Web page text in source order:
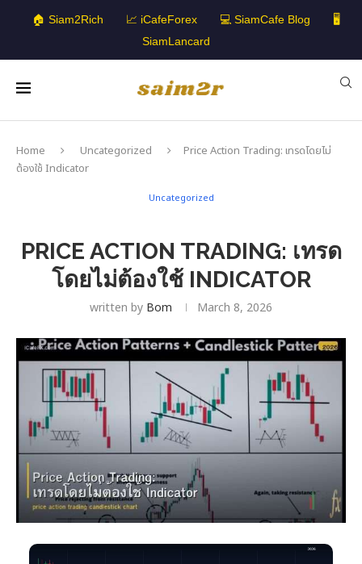
🏠 Siam2Rich 📈 iCafeForex 💻 SiamCafe Blog
🖥️
SiamLancard
Home Uncategorized
Price Action Trading: เทรดโดยไม่
ต้องใช้ Indicator
Uncategorized
PRICE ACTION TRADING: เทรด
โดยไม่ต้องใช้ INDICATOR
written by Bom March 8, 2026